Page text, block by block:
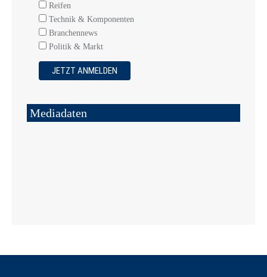
Reifen
Technik & Komponenten
Branchennews
Politik & Markt
Mediadaten